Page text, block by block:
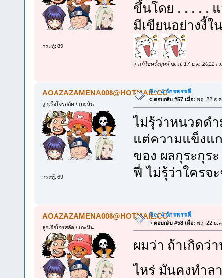
กระทู้: 89
ขึ้นโดย . . . . .
มีเขียนอย่างงี้
« แก้ไขครั้งสุดท้าย: ส. 17 ธ.ค. 2011 เ
AOAZAZAMENA008@HOTMAIL.CO
ลูกเรือโจรสลัด / เกะนิน
กระทู้: 69
Re: 4 จักรพรรดิ์
« ตอบกลับ #57 เมื่อ: พฤ. 22 ธ.ค
ไม่รุ้ว่าหนวดดำ
แต่ความแข็งแ
ของ ผลกุระกุร
ฟี่ ไม่รุ้ว่าใครจ
AOAZAZAMENA008@HOTMAIL.CO
ลูกเรือโจรสลัด / เกะนิน
Re: 4 จักรพรรดิ์
« ตอบกลับ #58 เมื่อ: พฤ. 22 ธ.ค
ผมว่า ถ้าเกิดว่
ไหร่ มันคงทำล